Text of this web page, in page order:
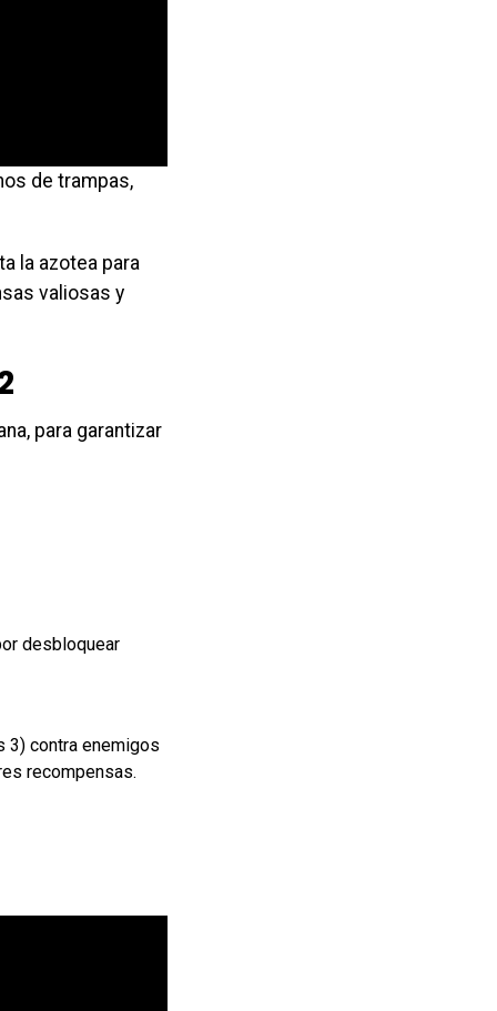
de trampas,
la azotea para
valiosas y
para garantizar
desbloquear
3) contra enemigos
recompensas.